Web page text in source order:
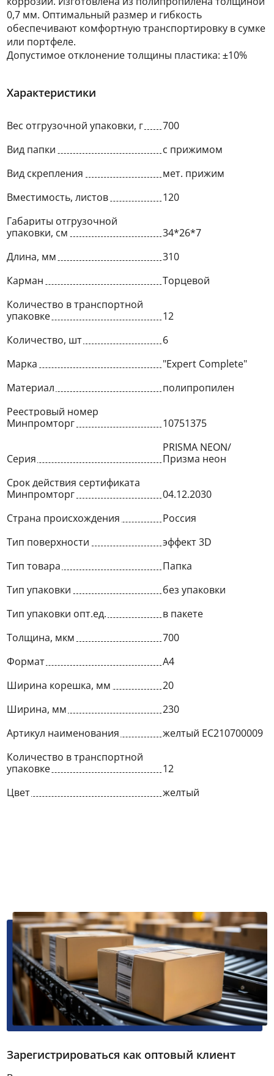
0,7 мм. Оптимальный размер и гибкость
обеспечивают комфортную транспортировку в сумке
или портфеле.
Допустимое отклонение толщины пластика: ±10%
Характеристики
Вес отгрузочной упаковки, г
700
Вид папки
с прижимом
Вид скрепления
мет. прижим
Вместимость, листов
120
Габариты отгрузочной
упаковки, см
34*26*7
Длина, мм
310
Карман
Торцевой
Количество в транспортной
упаковке
12
Количество, шт
6
Марка
"Expert Complete"
Материал
полипропилен
Реестровый номер
Минпромторг
10751375
Серия
PRISMA NEON/
Призма неон
Срок действия сертификата
Минпромторг
04.12.2030
Страна происхождения
Россия
Тип поверхности
эффект 3D
Тип товара
Папка
Тип упаковки
без упаковки
Тип упаковки опт.ед.
в пакете
Толщина, мкм
700
Формат
A4
Ширина корешка, мм
20
Ширина, мм
230
Артикул наименования
желтый EC210700009
Количество в транспортной
упаковке
12
Цвет
желтый
Зарегистрироваться как оптовый клиент